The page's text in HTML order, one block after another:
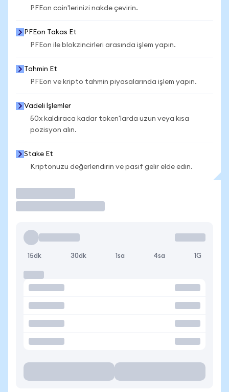
PFEon coin'lerinizi nakde çevirin.
PFEon Takas Et
PFEon ile blokzincirleri arasında işlem yapın.
Tahmin Et
PFEon ve kripto tahmin piyasalarında işlem yapın.
Vadeli İşlemler
50x kaldıraca kadar token'larda uzun veya kısa
pozisyon alın.
Stake Et
Kriptonuzu değerlendirin ve pasif gelir elde edin.
15dk 30dk 1sa 4sa 1G